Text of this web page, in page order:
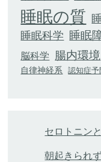
睡眠の質
睡眠科学 睡眠
脳科学 腸内環境
自律神経系 認知症予
セロトニン
朝起きられ